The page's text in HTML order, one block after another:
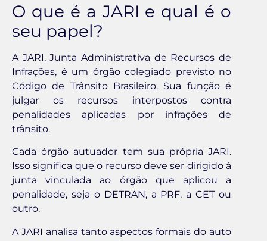
O que é a JARI e qual é o
seu papel?
A JARI, Junta Administrativa de Recursos de
Infrações, é um órgão colegiado previsto no
Código de Trânsito Brasileiro. Sua função é
julgar os recursos interpostos contra
penalidades aplicadas por infrações de
trânsito.
Cada órgão autuador tem sua própria JARI.
Isso significa que o recurso deve ser dirigido à
junta vinculada ao órgão que aplicou a
penalidade, seja o DETRAN, a PRF, a CET ou
outro.
A JARI analisa tanto aspectos formais do auto